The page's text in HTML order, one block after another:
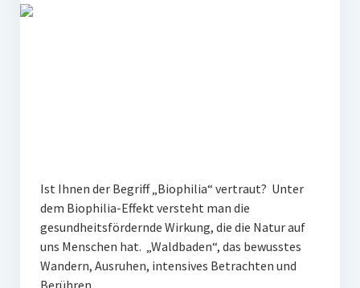
Ist Ihnen der Begriff „Biophilia“ vertraut? Unter
dem Biophilia-Effekt versteht man die
gesundheitsfördernde Wirkung, die die Natur auf
uns Menschen hat. „Waldbaden“, das bewusstes
Wandern, Ausruhen, intensives Betrachten und
Berühren…